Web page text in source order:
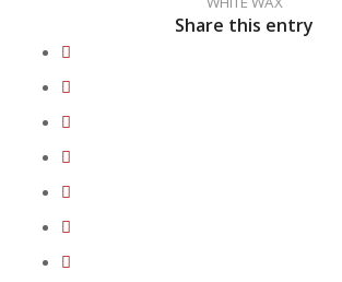
Share this entry